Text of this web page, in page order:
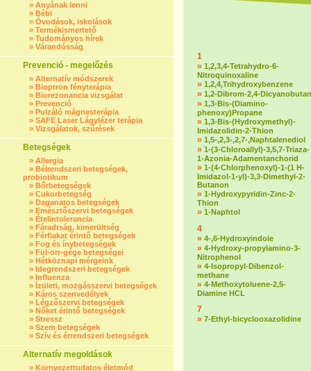
» Anyának lenni
» Bébi
» Óvodások, iskolások
» Termékismertető
» Tudományos hírek
» Várandósság
Prevenció - megelőzés
» Alternatív módszerek
» Bioptron fényterápia
» Biorezonancia vizsgálat
» Prevenció
» Pulzáló mágnesterápia
» SAFE Laser Lágylézer terápia
» Vizsgálatok, szűrések
Betegségek
» Allergia
» Bélrendszeri betegségek,
probiotikum
» Bőrbetegségek
» Cukorbetegség
» Daganatos betegségek
» Emésztőszervi betegségek
» Ételintolerancia
» Fáradtság, kimerültség
» Férfiakat érintő betegségek
» Fog és ínybetegségek
» Fül-orr-gége betegségei
» Hétköznapi mérgeink
» Idegrendszeri betegségek
» Influenza
» Ízületi, mozgásszervi betegségek
» Káros szenvedélyek
» Légzőszervi betegségek
» Nőket érintő betegségek
» Stressz
» Szem betegségek
» Szív és érrendszeri betegségek
Alternatív megoldások
» Környezettudatos életmód
1
» 1,2,3,4-Tetrahydro-6-
Nitroquinoxaline
» 1,2,4,Trihydroxybenzene
» 1,2-Dibrom-2,4-Dicyanobutan
» 1,3-Bis-(Diamino-
phenoxy)Propane
» 1,3-Bis-(Hydroxymethyl)-
Imidazolidin-2-Thion
» 1,5-,2,3-,2,7-,Naphtalenediol
» 1-(3-Chloroallyl)-3,5,7-Triaza-
1-Azonia-Adamentanchorid
» 1-(4-Chlorphenoxyl)-1-(1 H-
Imidazol-1-yl)-3,3-Dimethyl-2-
Butanon
» 1-Hydroxypyridin-Zinc-2-
Thion
» 1-Naphtol
4
» 4-,6-Hydroxyindole
» 4-Hydroxy-propylamino-3-
Nitrophenol
» 4-Isopropyl-Dibenzol-
methane
» 4-Methoxytoluene-2,5-
Diamine HCL
7
» 7-Ethyl-bicyclooxazolidine